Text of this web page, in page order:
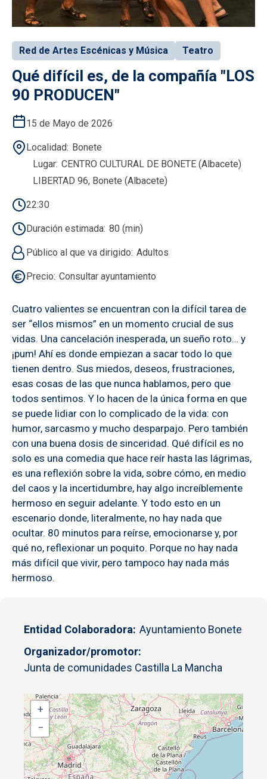
Red de Artes Escénicas y Música Teatro
Qué difícil es, de la compañía "LOS
90 PRODUCEN"
15 de Mayo de 2026
Localidad Bonete
Lugar CENTRO CULTURAL DE BONETE (Albacete)
LIBERTAD 96, Bonete (Albacete)
22:30
Duración estimada 80 (min)
Público al que va dirigido Adultos
Precio Consultar ayuntamiento
Cuatro valientes se encuentran con la difícil tarea de
ser “ellos mismos” en un momento crucial de sus
vidas. Una cancelación inesperada, un sueño roto… y
¡pum! Ahí es donde empiezan a sacar todo lo que
tienen dentro. Sus miedos, deseos, frustraciones,
esas cosas de las que nunca hablamos, pero que
todos sentimos. Y lo hacen de la única forma en que
se puede lidiar con lo complicado de la vida: con
humor, sarcasmo y mucho desparpajo. Pero también
con una buena dosis de sinceridad. Qué difícil es no
solo es una comedia que hace reír hasta las lágrimas,
es una reflexión sobre la vida, sobre cómo, en medio
del caos y la incertidumbre, hay algo increíblemente
hermoso en seguir adelante. Y todo esto en un
escenario donde, literalmente, no hay nada que
ocultar. 80 minutos para reírse, emocionarse y, por
qué no, reflexionar un poquito. Porque no hay nada
más difícil que vivir, pero tampoco hay nada más
hermoso.
Entidad Colaboradora Ayuntamiento Bonete
Organizador/promotor
Junta de comunidades Castilla La Mancha
+
−